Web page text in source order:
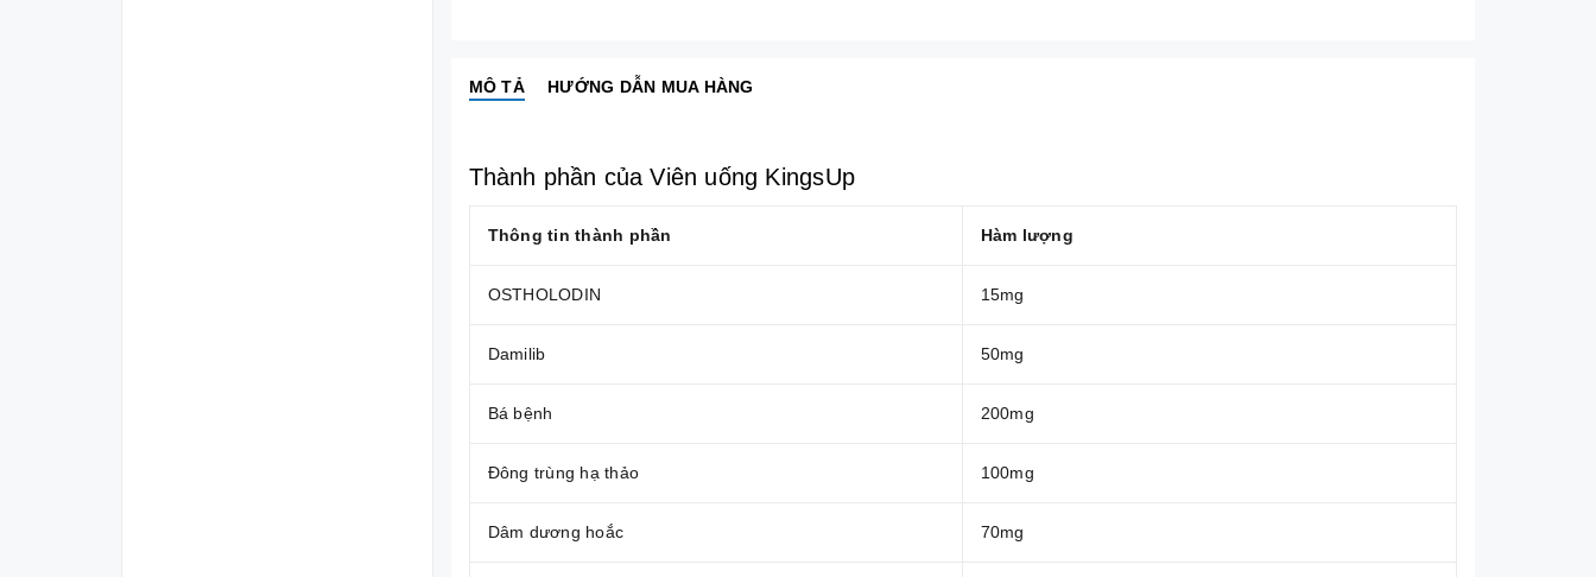
MÔ TẢ HƯỚNG DẪN MUA HÀNG
Thành phần của Viên uống KingsUp
Thông tin thành phần Hàm lượng
OSTHOLODIN 15mg
Damilib 50mg
Bá bệnh 200mg
Đông trùng hạ thảo 100mg
Dâm dương hoắc 70mg